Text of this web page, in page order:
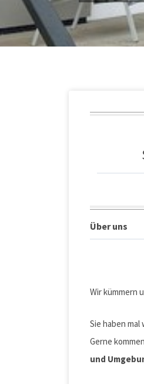
Über uns
Wir kümmern
Sie haben
Gerne
und